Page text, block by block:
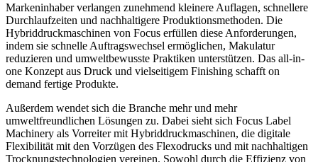
Markeninhaber verlangen zunehmend kleinere Auflagen, schnellere
Durchlaufzeiten und nachhaltigere Produktionsmethoden. Die
Hybriddruckmaschinen von Focus erfüllen diese Anforderungen,
indem sie schnelle Auftragswechsel ermöglichen, Makulatur
reduzieren und umweltbewusste Praktiken unterstützen. Das all-in-
one Konzept aus Druck und vielseitigem Finishing schafft on
demand fertige Produkte.
Außerdem wendet sich die Branche mehr und mehr
umweltfreundlichen Lösungen zu. Dabei sieht sich Focus Label
Machinery als Vorreiter mit Hybriddruckmaschinen, die digitale
Flexibilität mit den Vorzügen des Flexodrucks und mit nachhaltigen
Trocknungstechnologien vereinen. Sowohl durch die Effizienz von